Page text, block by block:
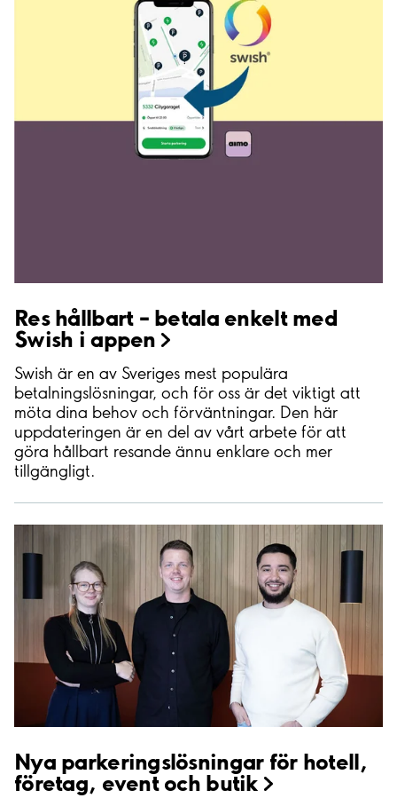
Res hållbart – betala enkelt med
Swish iappen
Swish är en av Sveriges mest populära
betalningslösningar, och för oss är det viktigt att
möta dina behov och förväntningar. Den här
uppdateringen är en del av vårt arbete för att
göra hållbart resande ännu enklare och mer
tillgängligt.
Nya parkeringslösningar för hotell,
företag, event och butik